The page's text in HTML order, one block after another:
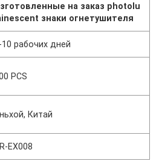
на заказ photolu
знаки огнетушителя
10 рабочих дней
PCS
Китай
EX008